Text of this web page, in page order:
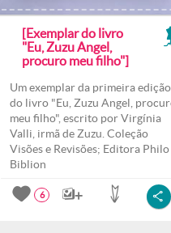
[Exemplar do livro
"Eu, Zuzu Angel,
procuro meu filho"]
Um exemplar da primeira edição
do livro "Eu, Zuzu Angel,
meu filho", escrito por Virgínia
Valli, irmã de Zuzu. Coleção
Visões e Revisões; Editora Philo
Biblion
6